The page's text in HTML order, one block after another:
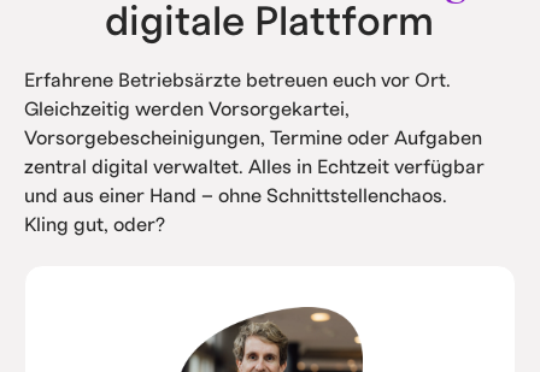
digitale Plattform
Erfahrene Betriebsärzte betreuen euch vor Ort.
Gleichzeitig werden Vorsorgekartei,
Vorsorgebescheinigungen, Termine oder Aufgaben
zentral digital verwaltet. Alles in Echtzeit verfügbar
und aus einer Hand – ohne Schnittstellenchaos.
Kling gut, oder?